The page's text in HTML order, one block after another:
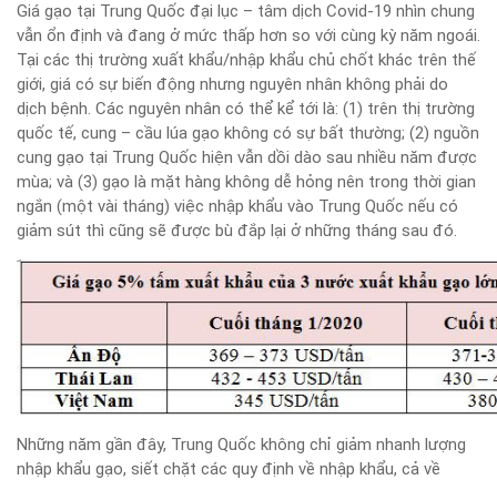
Giá gạo tại Trung Quốc đại lục – tâm dịch Covid-19 nhìn chung
vẫn ổn định và đang ở mức thấp hơn so với cùng kỳ năm ngoái.
Tại các thị trường xuất khẩu/nhập khẩu chủ chốt khác trên thế
giới, giá có sự biến động nhưng nguyên nhân không phải do
dịch bệnh. Các nguyên nhân có thể kể tới là: (1) trên thị trường
quốc tế, cung – cầu lúa gạo không có sự bất thường; (2) nguồn
cung gạo tại Trung Quốc hiện vẫn dồi dào sau nhiều năm được
mùa; và (3) gạo là mặt hàng không dễ hỏng nên trong thời gian
ngắn (một vài tháng) việc nhập khẩu vào Trung Quốc nếu có
giảm sút thì cũng sẽ được bù đắp lại ở những tháng sau đó.
Những năm gần đây, Trung Quốc không chỉ giảm nhanh lượng
nhập khẩu gạo, siết chặt các quy định về nhập khẩu, cả về